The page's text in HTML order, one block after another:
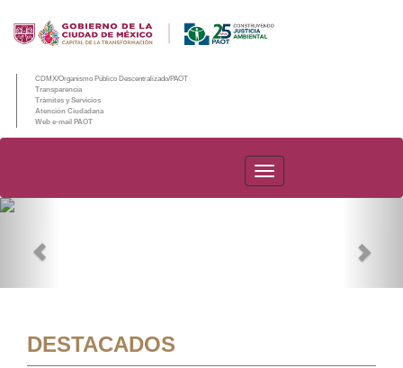
CDMX/Organismo Público Descentralizado/PAOT
Transparencia
Trámites y Servicios
Atención Ciudadana
Web e-mail PAOT
PAOT
DESTACADOS